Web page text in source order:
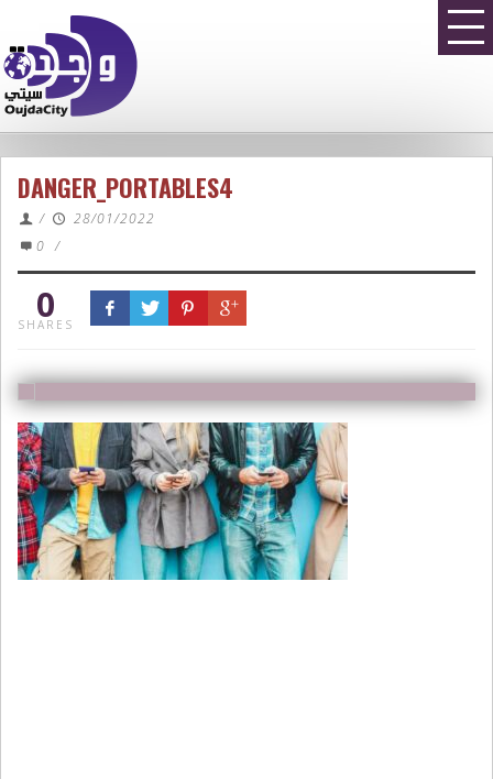
DANGER_PORTABLES4
/
28/01/2022
0 /
0
SHARES